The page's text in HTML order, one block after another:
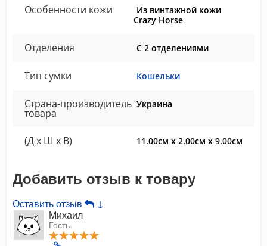
Особенности кожи
Из винтажной кожи
Crazy Horse
Отделения С 2 отделениями
Тип сумки Кошельки
Страна-производитель
товара
Украина
(Д x Ш x В) 11.00см x 2.00см x 9.00см
Добавить отзыв к товару
Оставить отзыв
↓
Михаил
Гость.